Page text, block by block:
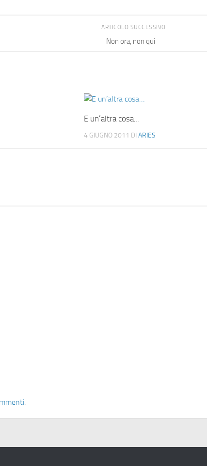
ARTICOLO SUCCESSIVO
Non ora, non qui
E un’altra cosa…
4 GIUGNO 2011 DI ARIES
.